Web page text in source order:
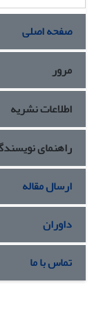
صفحه اصلی
مرور
اطلاعات نشریه
راهنمای
ارسال مقاله
داوران
تماس با ما